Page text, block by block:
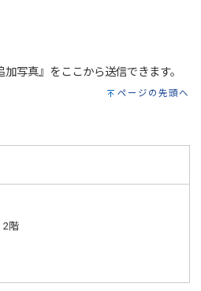
写真』をここから送信できます。
ページの先頭へ
2階